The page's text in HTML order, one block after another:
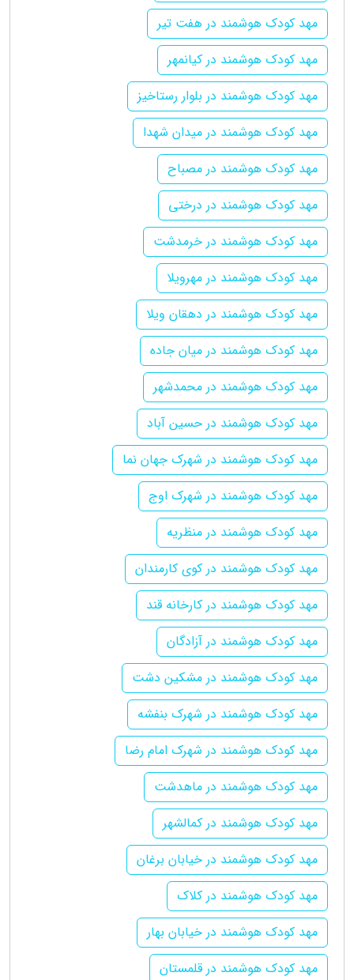
مهد کودک هوشمند در هفت تیر
مهد کودک هوشمند در کیانمهر
مهد کودک هوشمند در بلوار رستاخیز
مهد کودک هوشمند در میدان شهدا
مهد کودک هوشمند در مصباح
مهد کودک هوشمند در درختی
مهد کودک هوشمند در خرمدشت
مهد کودک هوشمند در مهرویلا
مهد کودک هوشمند در دهقان ویلا
مهد کودک هوشمند در میان جاده
مهد کودک هوشمند در محمدشهر
مهد کودک هوشمند در حسین آباد
مهد کودک هوشمند در شهرک جهان نما
مهد کودک هوشمند در شهرک اوج
مهد کودک هوشمند در منظریه
مهد کودک هوشمند در کوی کارمندان
مهد کودک هوشمند در کارخانه قند
مهد کودک هوشمند در آزادگان
مهد کودک هوشمند در مشکین دشت
مهد کودک هوشمند در شهرک بنفشه
مهد کودک هوشمند در شهرک امام رضا
مهد کودک هوشمند در ماهدشت
مهد کودک هوشمند در کمالشهر
مهد کودک هوشمند در خیابان برغان
مهد کودک هوشمند در کلاک
مهد کودک هوشمند در خیابان بهار
مهد کودک هوشمند در قلمستان